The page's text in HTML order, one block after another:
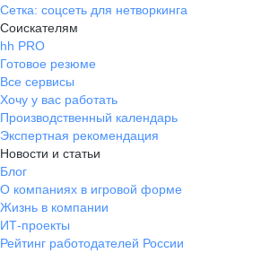
Сетка: соцсеть для нетворкинга
Соискателям
hh PRO
Готовое резюме
Все сервисы
Хочу у вас работать
Производственный календарь
Экспертная рекомендация
Новости и статьи
Блог
О компаниях в игровой форме
Жизнь в компании
ИТ-проекты
Рейтинг работодателей России